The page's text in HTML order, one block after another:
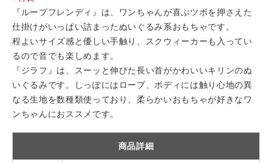
『ループフレンディ』は、ワンちゃんが喜ぶツボを押さえた
仕掛けがいっぱい詰まったぬいぐるみ系おもちゃです。
程よいサイズ感と優しい手触り、スクウィーカーも入ってい
るので音でも楽しめます。
『ジラフ』は、スーッと伸びた長い首がかわいいキリンのぬ
いぐるみです。しっぽにはロープ、ボディには触り心地の異
なる生地を数種類使っており、柔らかいおもちゃが好きなワ
ンちゃんにおススメです。
商品詳細